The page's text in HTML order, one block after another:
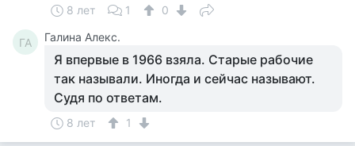
8 лет 1 0
ГА Галина Алекс.
Я впервые в 1966 взяла. Старые рабочие
так называли. Иногда и сейчас называют.
Судя по ответам.
8 лет 1